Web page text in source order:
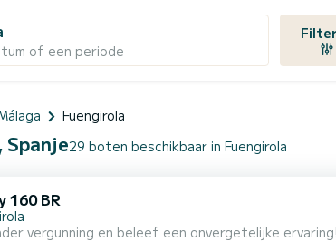
of een periode
Fuengirola
29 boten beschikbaar in Fuengirola
160 BR
en beleef een onvergetelijke ervaring! VERHUUR BOOT SEARAY 15 PK - ZONDER VERGUNNING Lengte: 5